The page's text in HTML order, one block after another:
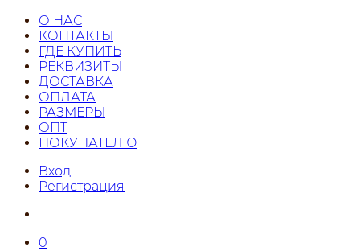
О НАС
КОНТАКТЫ
ГДЕ КУПИТЬ
РЕКВИЗИТЫ
ДОСТАВКА
ОПЛАТА
РАЗМЕРЫ
ОПТ
ПОКУПАТЕЛЮ
Вход
Регистрация
0